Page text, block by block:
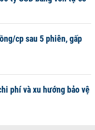
cp sau 5 phiên, gấp
phí và xu hướng bảo vệ